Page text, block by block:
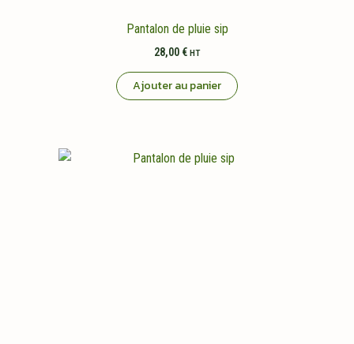
Pantalon de pluie sip
28,00 € HT
Ajouter au panier